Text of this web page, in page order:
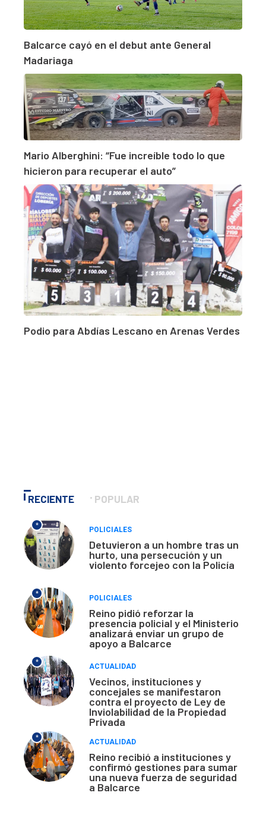
Balcarce cayó en el debut ante General
Madariaga
Mario Alberghini: “Fue increíble todo lo que
hicieron para recuperar el auto”
Podio para Abdías Lescano en Arenas Verdes
RECIENTE POPULAR
*
POLICIALES
Detuvieron a un hombre tras un
hurto, una persecución y un
violento forcejeo con la Policía
*
POLICIALES
Reino pidió reforzar la
presencia policial y el Ministerio
analizará enviar un grupo de
apoyo a Balcarce
*
ACTUALIDAD
Vecinos, instituciones y
concejales se manifestaron
contra el proyecto de Ley de
Inviolabilidad de la Propiedad
Privada
*
ACTUALIDAD
Reino recibió a instituciones y
confirmó gestiones para sumar
una nueva fuerza de seguridad
a Balcarce